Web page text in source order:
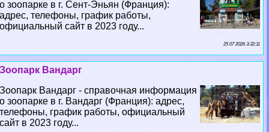
о зоопарке в г. Сент-Эньян (Франция):
адрес, телефоны, график работы,
официальный сайт в 2023 году...
25 07 2026 3:32:11
Зоопарк Вандарг
Зоопарк Вандарг - справочная информация
о зоопарке в г. Вандарг (Франция): адрес,
телефоны, график работы, официальный
сайт в 2023 году...